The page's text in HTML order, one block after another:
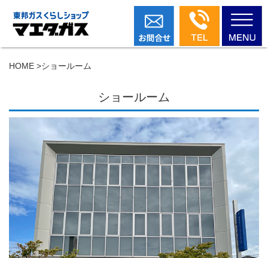
HOME >ショールーム
ショールーム